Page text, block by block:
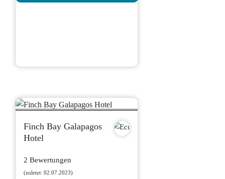
Finch Bay Galapagos
Hotel
2 Bewertungen
(zuletzt: 02.07.2023)